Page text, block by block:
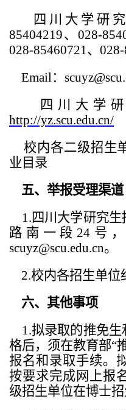
四川大学研究
85404219、028-
028-85460721、
Email：
四川大学
http://yz.scu.edu.cn/
校内各二级招生
业目录
五、举报受理渠道
1.四川大学研究
路南一段24号，
scuyz@scu.edu.cn。
2.校内各招生单位
六、其他事项
1.拟录取的推免
格后，须在教育部“
报名和录取手续。
按要求完成网上报
级招生单位在博士招